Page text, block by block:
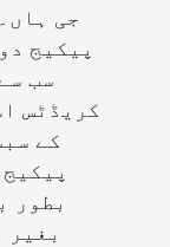
جی
سب
کریڈٹس
کے
بطور
بغیر